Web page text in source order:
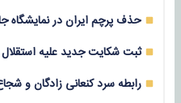
حذف پرچم ایران در نمایشگاه
ثبت شکایت جدید علیه استقلال
رابطه سرد کنعانی زادگان و